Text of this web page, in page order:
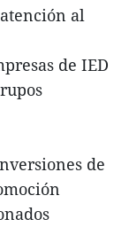
al
de IED
de